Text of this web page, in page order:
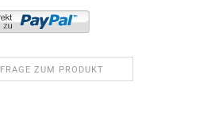
FRAGE ZUM PRODUKT